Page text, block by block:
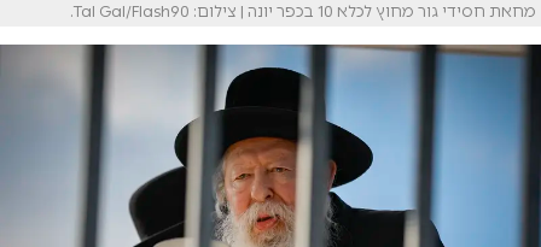
מחאת חסידי גור מחוץ לכלא 10 בכפר יונה | צילום: Tal Gal/Flash90.